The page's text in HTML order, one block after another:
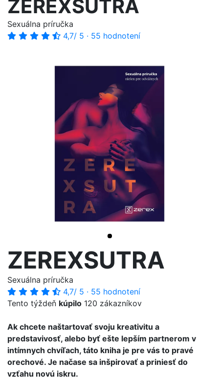
ZEREXSUTRA
Sexuálna príručka
4,7/ 5 · 55 hodnotení
ZEREXSUTRA
Sexuálna príručka
4,7/ 5 · 55 hodnotení
Tento týždeň kúpilo 120 zákazníkov
Ak chcete naštartovať svoju kreativitu a
predstavivosť, alebo byť ešte lepším partnerom v
intímnych chvíľach, táto kniha je pre vás to pravé
orechové. Je načase sa inšpirovať a priniesť do
vzťahu novú iskru.